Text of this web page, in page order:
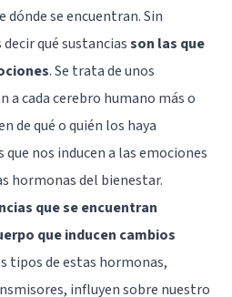
dónde se encuentran. Sin
qué sustanciasson las que
. Se trata de unos
a cada cerebro humano más o
de qué o quién los haya
nos inducen a las emociones
hormonas del bienestar.
que se encuentran
que inducen cambios
tipos de estas hormonas,
influyen sobre nuestro